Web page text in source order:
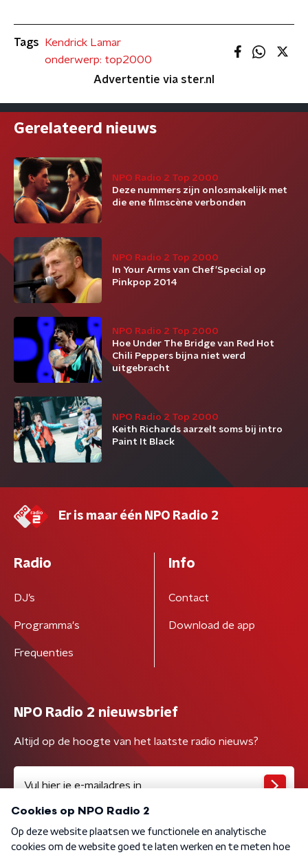
Tags
Kendrick Lamar
onderwerp: top2000
Advertentie via ster.nl
Gerelateerd nieuws
NPO Radio 2 Top 2000
Deze nummers zijn onlosmakelijk met
die ene filmscène verbonden
NPO Radio 2 Top 2000
In Your Arms van Chef'Special op
Pinkpop 2014
NPO Radio 2 Top 2000
Hoe Under The Bridge van Red Hot
Chili Peppers bijna niet werd
uitgebracht
NPO Radio 2 Top 2000
Keith Richards aarzelt soms bij intro
Paint It Black
Er is maar één NPO Radio 2
Radio
DJ’s
Programma's
Frequenties
Info
Contact
Download de app
NPO Radio 2 nieuwsbrief
Altijd op de hoogte van het laatste radio nieuws?